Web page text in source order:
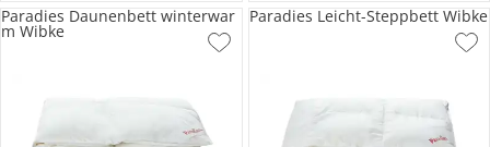
Paradies Daunenbett winterwar
m Wibke
Paradies Leicht-Steppbett Wibke